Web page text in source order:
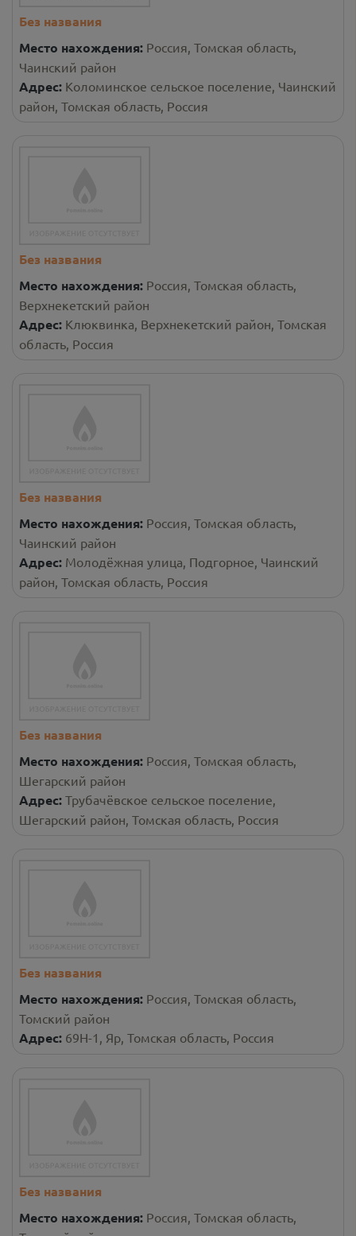
Без названия
Место нахождения: Россия, Томская область,
Чаинский район
Адрес: Коломинское сельское поселение, Чаинский
район, Томская область, Россия
Без названия
Место нахождения: Россия, Томская область,
Верхнекетский район
Адрес: Клюквинка, Верхнекетский район, Томская
область, Россия
Без названия
Место нахождения: Россия, Томская область,
Чаинский район
Адрес: Молодёжная улица, Подгорное, Чаинский
район, Томская область, Россия
Без названия
Место нахождения: Россия, Томская область,
Шегарский район
Адрес: Трубачёвское сельское поселение,
Шегарский район, Томская область, Россия
Без названия
Место нахождения: Россия, Томская область,
Томский район
Адрес: 69Н-1, Яр, Томская область, Россия
Без названия
Место нахождения: Россия, Томская область,